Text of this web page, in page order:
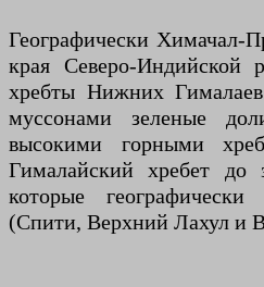
Географически Химачал-
края Северо-Индийской
хребты Нижних
муссонами зеленые
высокими горными
Гималайский хребет до
которые
(Спити, Верхний Лахул и